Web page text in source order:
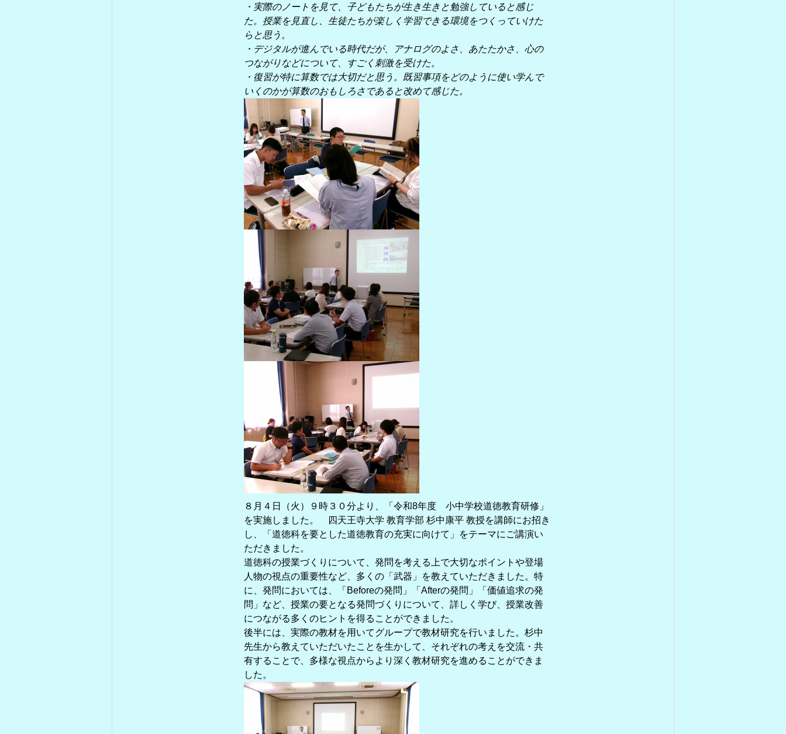
・実際のノートを見て、子どもたちが生き生きと勉強していると感じ
た。授業を見直し、生徒たちが楽しく学習できる環境をつくっていけた
らと思う。
・デジタルが進んでいる時代だが、アナログのよさ、あたたかさ、心の
つながりなどについて、すごく刺激を受けた。
・復習が特に算数では大切だと思う。既習事項をどのように使い学んで
いくのかが算数のおもしろさであると改めて感じた。
８月４日（火）９時３０分より、「令和8年度 小中学校道徳教育研修」
を実施しました。 四天王寺大学 教育学部 杉中康平 教授を講師にお招き
し、「道徳科を要とした道徳教育の充実に向けて」をテーマにご講演い
ただきました。
道徳科の授業づくりについて、発問を考える上で大切なポイントや登場
人物の視点の重要性など、多くの「武器」を教えていただきました。特
に、発問においては、「Beforeの発問」「Afterの発問」「価値追求の発
問」など、授業の要となる発問づくりについて、詳しく学び、授業改善
につながる多くのヒントを得ることができました。
後半には、実際の教材を用いてグループで教材研究を行いました。杉中
先生から教えていただいたことを生かして、それぞれの考えを交流・共
有することで、多様な視点からより深く教材研究を進めることができま
した。